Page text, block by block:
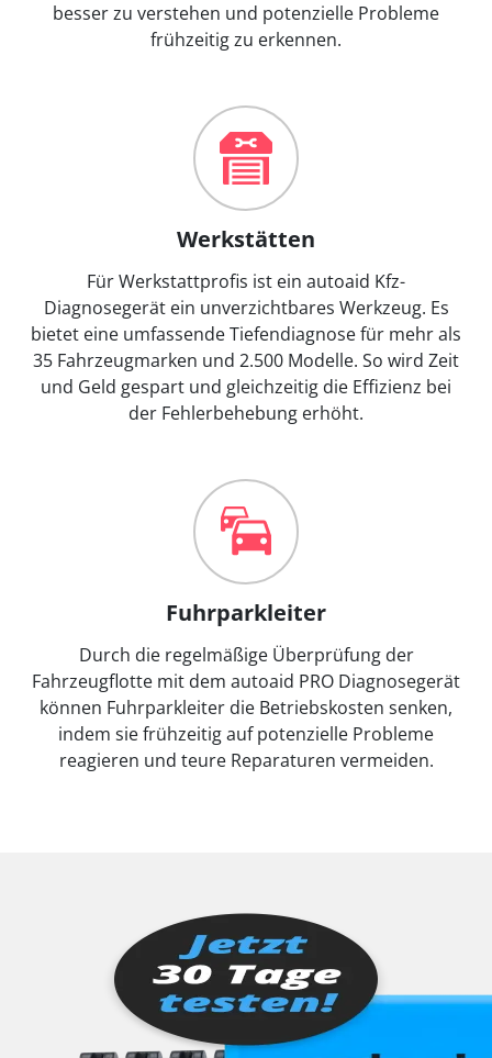
besser zu verstehen und potenzielle Probleme
frühzeitig zu erkennen.
Werkstätten
Für Werkstattprofis ist ein autoaid Kfz-
Diagnosegerät ein unverzichtbares Werkzeug. Es
bietet eine umfassende Tiefendiagnose für mehr als
35 Fahrzeugmarken und 2.500 Modelle. So wird Zeit
und Geld gespart und gleichzeitig die Effizienz bei
der Fehlerbehebung erhöht.
Fuhrparkleiter
Durch die regelmäßige Überprüfung der
Fahrzeugflotte mit dem autoaid PRO Diagnosegerät
können Fuhrparkleiter die Betriebskosten senken,
indem sie frühzeitig auf potenzielle Probleme
reagieren und teure Reparaturen vermeiden.